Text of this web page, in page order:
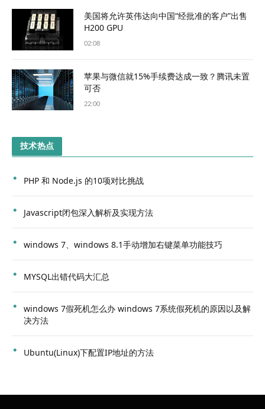
美国将允许英伟达向中国“经批准的客户”出售
H200 GPU
02:08
苹果与微信就15%手续费达成一致？腾讯未置
可否
22:00
技术热点
PHP 和 Node.js 的10项对比挑战
Javascript闭包深入解析及实现方法
windows 7、windows 8.1手动增加右键菜单功能技巧
MYSQL出错代码大汇总
windows 7假死机怎么办 windows 7系统假死机的原因以及解
决方法
Ubuntu(Linux)下配置IP地址的方法